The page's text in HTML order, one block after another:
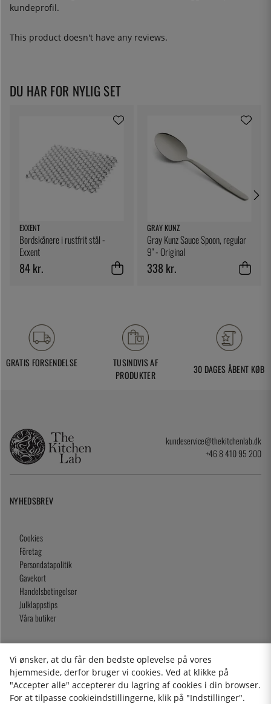
kundeprofil.
This product doesn't have any reviews.
DU HAR FOR NYLIG SET
EXXENT
Bordskånere i rustfrit stål -
Exxent
84 kr.
GRAY KUNZ
Gray Kunz Sauce Spoon, regular
9" - Original
338 kr.
GRATIS FORSENDELSE
TUSINDVIS AF
PRODUKTER
30 DAGES ÅBENT KØB
kundeservice@thekitchenlab.dk
+46 8 410 95 200
NYHEDSBREV
Cookies
Företag
Persondatapolitik
Gavekort
Handelsbetingelser
Julklappstips
Våra butiker
2026 KitchenLab AB
Vi ønsker, at du får den bedste oplevelse på vores
hjemmeside, derfor bruger vi cookies. Ved at klikke på
"Accepter alle" accepterer du lagring af cookies i din browser.
For at tilpasse cookieindstillingerne, klik på "Indstillinger".